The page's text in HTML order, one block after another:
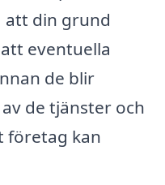
att din grund
eventuella
de blir
de tjänster och
företag kan